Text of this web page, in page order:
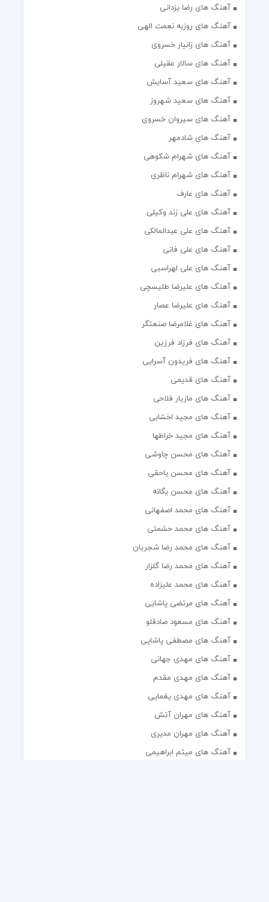
آهنگ های رضا یزدانی
آهنگ های روزبه نعمت الهی
آهنگ های زانیار خسروی
آهنگ های سالار عقیلی
آهنگ های سعید آسایش
آهنگ های سعید شهروز
آهنگ های سیروان خسروی
آهنگ های شادمهر
آهنگ های شهرام شکوهی
آهنگ های شهرام ناظری
آهنگ های عارف
آهنگ های علی زند وکیلی
آهنگ های علی عبدالمالکی
آهنگ های علی فانی
آهنگ های علی لهراسبی
آهنگ های علیرضا طلیسچی
آهنگ های علیرضا عصار
آهنگ های غلامرضا صنعتگر
آهنگ های فرزاد فرزین
آهنگ های فریدون آسرایی
آهنگ های قدیمی
آهنگ های مازیار فلاحی
آهنگ های مجید اخشابی
آهنگ های مجید خراطها
آهنگ های محسن چاوشی
آهنگ های محسن یاحقی
آهنگ های محسن یگانه
آهنگ های محمد اصفهانی
آهنگ های محمد حشمتی
آهنگ های محمد رضا شجریان
آهنگ های محمد رضا گلزار
آهنگ های محمد علیزاده
آهنگ های مرتضی پاشایی
آهنگ های مسعود صادقلو
آهنگ های مصطفی پاشایی
آهنگ های مهدی جهانی
آهنگ های مهدی مقدم
آهنگ های مهدی یغمایی
آهنگ های مهران آتش
آهنگ های مهران مدیری
آهنگ های میثم ابراهیمی